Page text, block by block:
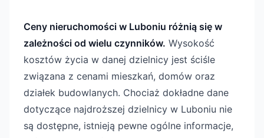
Ceny nieruchomości w Luboniu różnią się w
zależności od wielu czynników. Wysokość
kosztów życia w danej dzielnicy jest ściśle
związana z cenami mieszkań, domów oraz
działek budowlanych. Chociaż dokładne dane
dotyczące najdroższej dzielnicy w Luboniu nie
są dostępne, istnieją pewne ogólne informacje,